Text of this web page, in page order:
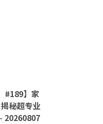
#189】家
秘超专业
20260807